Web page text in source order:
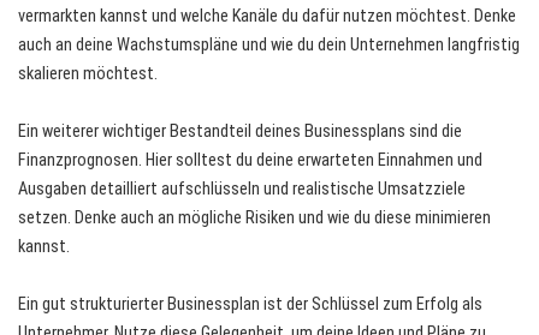
vermarkten kannst und welche Kanäle du dafür nutzen möchtest. Denke
auch an deine Wachstumspläne und wie du dein Unternehmen langfristig
skalieren möchtest.
Ein weiterer wichtiger Bestandteil deines Businessplans sind die
Finanzprognosen. Hier solltest du deine erwarteten Einnahmen und
Ausgaben detailliert aufschlüsseln und realistische Umsatzziele
setzen. Denke auch an mögliche Risiken und wie du diese minimieren
kannst.
Ein gut strukturierter Businessplan ist der Schlüssel zum Erfolg als